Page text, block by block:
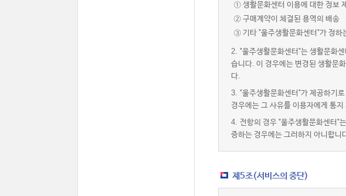
① 생활문화센터 이용에 대한 정보
② 구매계약이 체결된 용역의 배송
③ 기타 "울주생활문화센터"가 정하
2. "울주생활문화센터"는 생활문화
습니다. 이 경우에는 변경된 생활문
다.
3. "울주생활문화센터"가 제공하기
경우에는 그 사유를 이용자에게 통
4. 전항의 경우 "울주생활문화센터"
증하는 경우에는 그러하지 아니합니
제5조(서비스의 중단)